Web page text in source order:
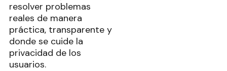
resolver problemas
reales de manera
práctica, transparente y
donde se cuide la
privacidad de los
usuarios.